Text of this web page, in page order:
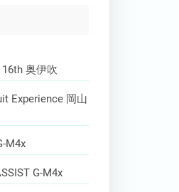
16th 奥伊吹
Experience 岡山
M4x
G-M4x